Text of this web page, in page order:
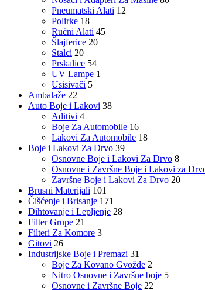
Pneumatski Alati 12
Polirke 18
Ručni Alati 45
Šlajferice 20
Stalci 20
Prskalice 54
UV Lampe 1
Usisivači 5
Ambalaže 22
Auto Boje i Lakovi 38
Aditivi 4
Boje Za Automobile 16
Lakovi Za Automobile 18
Boje i Lakovi Za Drvo 39
Osnovne Boje i Lakovi Za Drvo 8
Osnovne i Završne Boje i Lakovi za
Završne Boje i Lakovi Za Drvo 20
Brusni Materijali 101
Čišćenje i Brisanje 171
Dihtovanje i Lepljenje 28
Filter Grupe 21
Filteri Za Komore 3
Gitovi 26
Industrijske Boje i Premazi 31
Boje Za Kovano Gvožđe 2
Nitro Osnovne i Završne boje 5
Osnovne i Završne Boje 22